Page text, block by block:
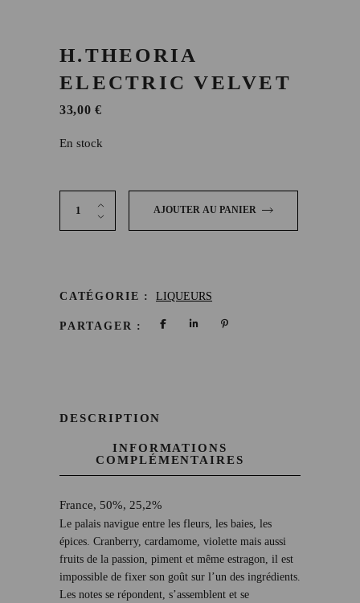
H.THEORIA
ELECTRIC VELVET
33,00 €
En stock
H.Theoria Electric Velvet quantity
AJOUTER AU PANIER
CATÉGORIE : LIQUEURS
PARTAGER :
DESCRIPTION
INFORMATIONS
COMPLÉMENTAIRES
France, 50%, 25,2%
Le palais navigue entre les fleurs, les baies, les
épices. Cranberry, cardamome, violette mais aussi
fruits de la passion, piment et même estragon, il est
impossible de fixer son goût sur l’un des ingrédients.
Les notes se répondent, s’assemblent et se